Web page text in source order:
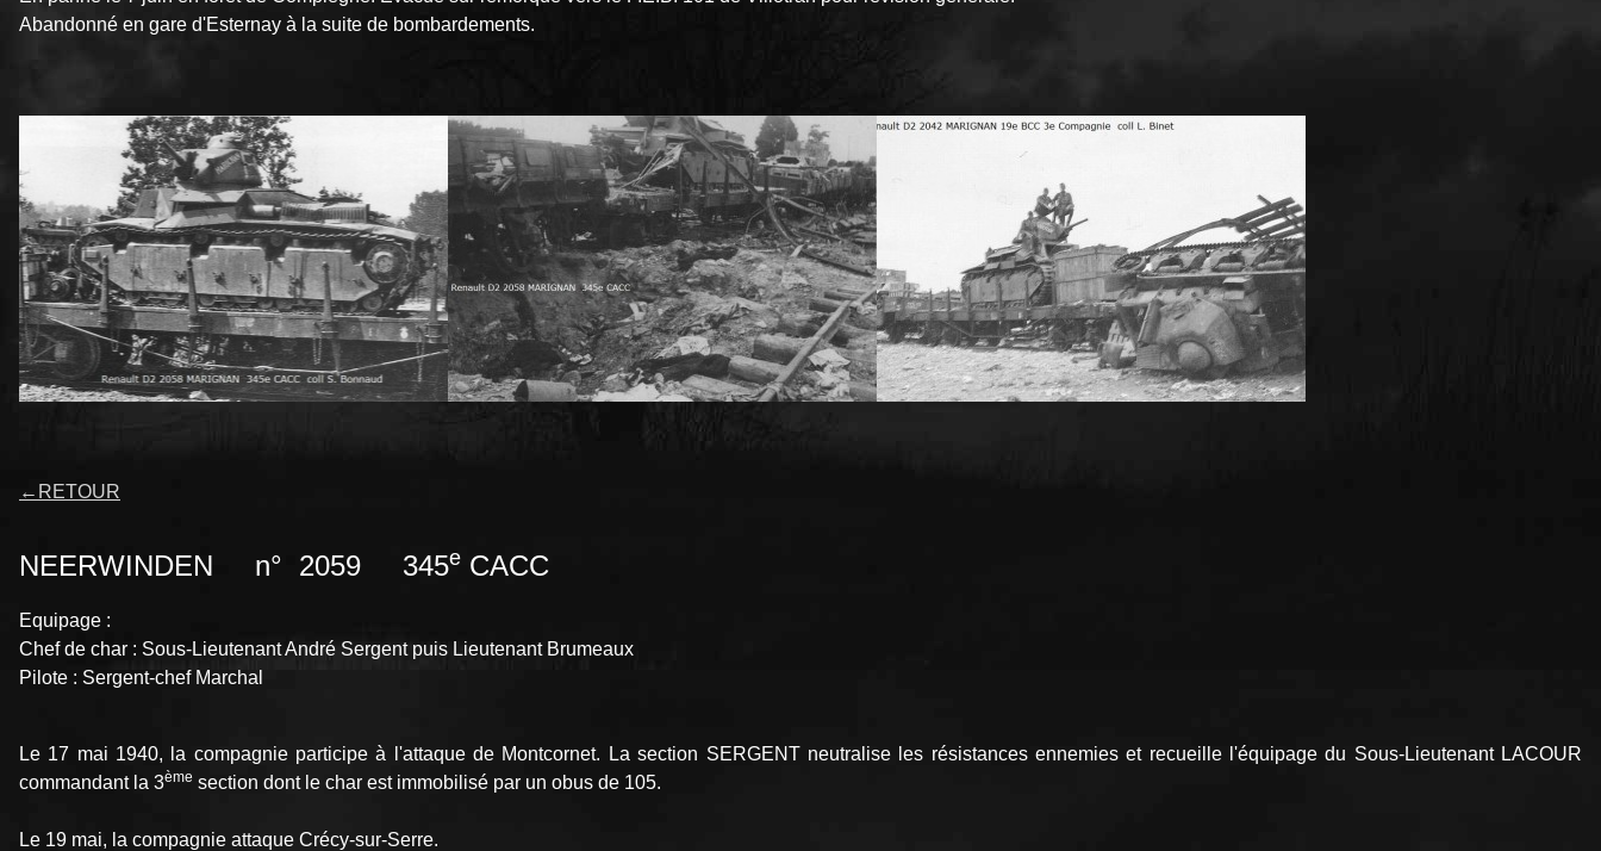
Abandonné en gare d'Esternay à la suite de bombardements.
← RETOUR
NEERWINDEN n° 2059 345e CACC
Equipage :
Chef de char : Sous-Lieutenant André Sergent puis Lieutenant Brumeaux
Pilote : Sergent-chef Marchal
Le 17 mai 1940, la compagnie participe à l'attaque de Montcornet. La section SERGENT neutralise les résistances ennemies et recueille l'équipage du Sous-Lieutenant LACOUR
commandant la 3ème section dont le char est immobilisé par un obus de 105.
Le 19 mai, la compagnie attaque Crécy-sur-Serre.